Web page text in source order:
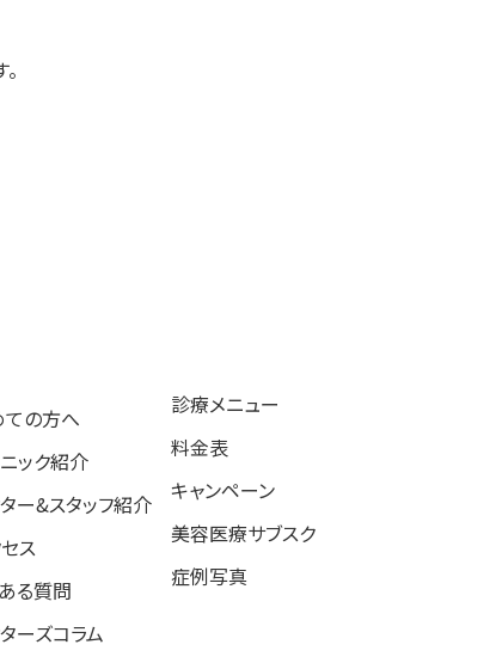
の方へ
ック紹介
ー&スタッフ紹介
ス
る質問
ーズコラム
診療メニュー
料金表
キャンペーン
美容医療サブスク
症例写真